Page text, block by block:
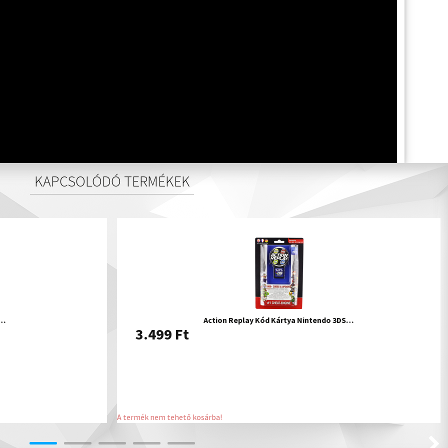
KAPCSOLÓDÓ TERMÉKEK
Action Replay Kód Kártya Nintendo 3DS…
3.499 Ft
A termék nem tehető kosárba!